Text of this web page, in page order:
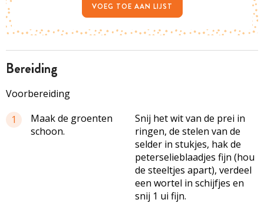
bereiding
Voorbereiding
1
Maak de groenten
schoon.
Snij het wit van de prei in
ringen, de stelen van de
selder in stukjes, hak de
peterselieblaadjes fijn (hou
de steeltjes apart), verdeel
een wortel in schijfjes en
snij 1 ui fijn.
VOEG TOE AAN LIJST